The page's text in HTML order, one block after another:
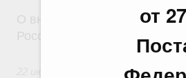
от
О внесении изменений в
Российской Федерации